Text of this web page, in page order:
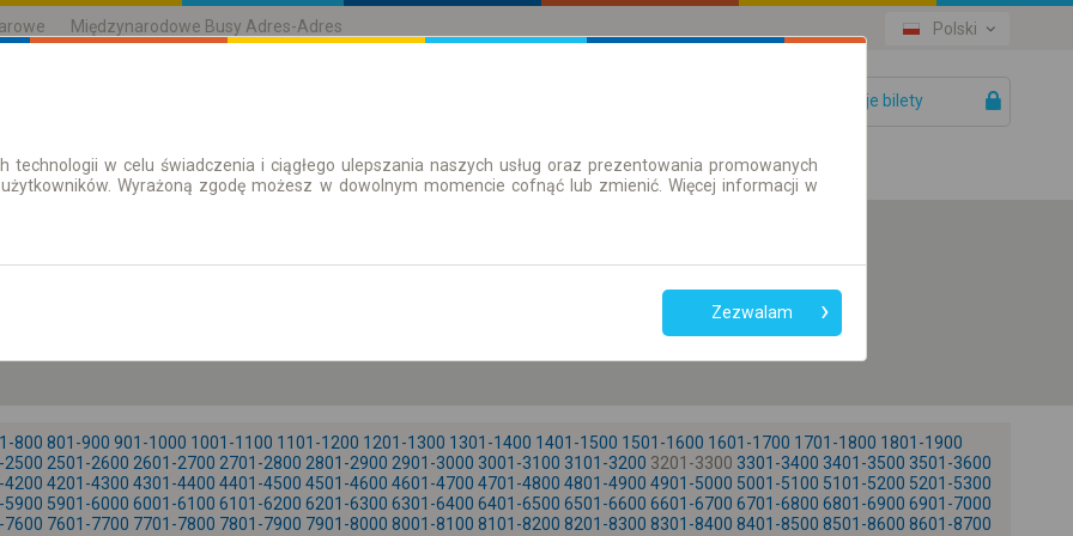
Międzynarodowe Busy Adres-Adres Polski
Twoje bilety
| Bilety Bilety okresowe
przesiadek
Tylko bilet online
800 801-900 901-1000 1001-1100 1101-1200 1201-1300 1301-1400 1401-1500 1501-1600 1601-1700 1701-1800 1801-1900
2500 2501-2600 2601-2700 2701-2800 2801-2900 2901-3000 3001-3100 3101-3200 3201-3300 3301-3400 3401-3500 3501-3600
4200 4201-4300 4301-4400 4401-4500 4501-4600 4601-4700 4701-4800 4801-4900 4901-5000 5001-5100 5101-5200 5201-5300
5900 5901-6000 6001-6100 6101-6200 6201-6300 6301-6400 6401-6500 6501-6600 6601-6700 6701-6800 6801-6900 6901-7000
7600 7601-7700 7701-7800 7801-7900 7901-8000 8001-8100 8101-8200 8201-8300 8301-8400 8401-8500 8501-8600 8601-8700
technologii w celu świadczenia i ciągłego ulepszania naszych usług oraz prezentowania promowanych
Wyrażoną zgodę możesz w dowolnym momencie cofnąć lub zmienić. Więcej informacji w
Zezwalam